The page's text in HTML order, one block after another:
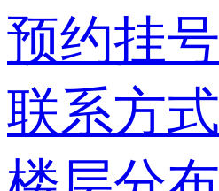
预约挂号
联系方式